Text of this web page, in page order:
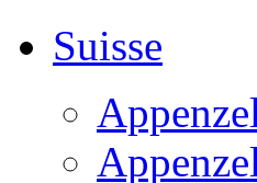
Suisse